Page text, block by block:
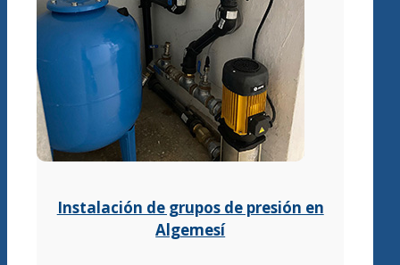
Instalación de grupos de presión en
Algemesí